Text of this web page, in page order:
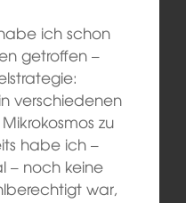
ich schon
getroffen –
verschiedenen
zu
habe ich –
– noch keine
war,